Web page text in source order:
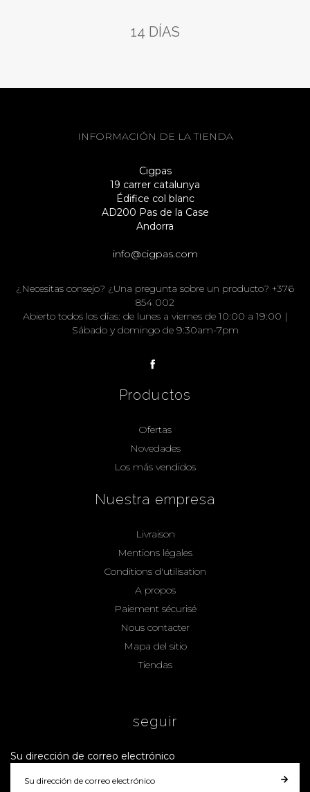
14 DÍAS
INFORMACIÓN DE LA TIENDA
Cigpas
19 carrer catalunya
Édifice col blanc
AD200 Pas de la Case
Andorra
info@cigpas.com
¿Necesitas consejo? ¿Una pregunta sobre un producto? +376
854 002
Abierto todos los días: de lunes a viernes de 10:00 a 19:00 |
Sábado y domingo de 9:30am-7pm
Productos
Ofertas
Novedades
Los más vendidos
Nuestra empresa
Livraison
Mentions légales
Conditions d'utilisation
A propos
Paiement sécurisé
Nous contacter
Mapa del sitio
Tiendas
seguir
Su dirección de correo electrónico